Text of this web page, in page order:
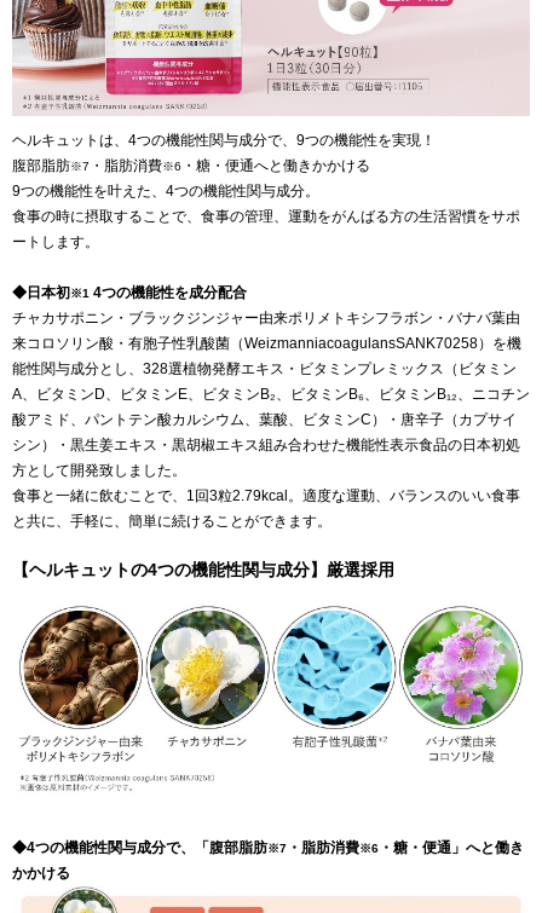
ヘルキュットは、4つの機能性関与成分で、9つの機能性を実現！
腹部脂肪※7 ・脂肪消費※6 ・糖・便通へと働きかかける
9つの機能性を叶えた、4つの機能性関与成分。
食事の時に摂取することで、食事の管理、運動をがんばる方の生活習慣をサポ
ートします。
◆日本初※1 4つの機能性を成分配合
チャカサポニン・ブラックジンジャー由来ポリメトキシフラボン・バナバ葉由
来コロソリン酸・有胞子性乳酸菌（WeizmanniacoagulansSANK70258）を機
能性関与成分とし、328選植物発酵エキス・ビタミンプレミックス（ビタミン
A、ビタミンD、ビタミンE、ビタミンB₂、ビタミンB₆、ビタミンB₁₂、ニコチン
酸アミド、パントテン酸カルシウム、葉酸、ビタミンC）・唐辛子（カプサイ
シン）・黒生姜エキス・黒胡椒エキス組み合わせた機能性表示食品の日本初処
方として開発致しました。
食事と一緒に飲むことで、1回3粒2.79kcal。適度な運動、バランスのいい食事
と共に、手軽に、簡単に続けることができます。
【ヘルキュットの4つの機能性関与成分】厳選採用
◆4つの機能性関与成分で、「腹部脂肪※7 ・脂肪消費※6 ・糖・便通」へと働き
かかける